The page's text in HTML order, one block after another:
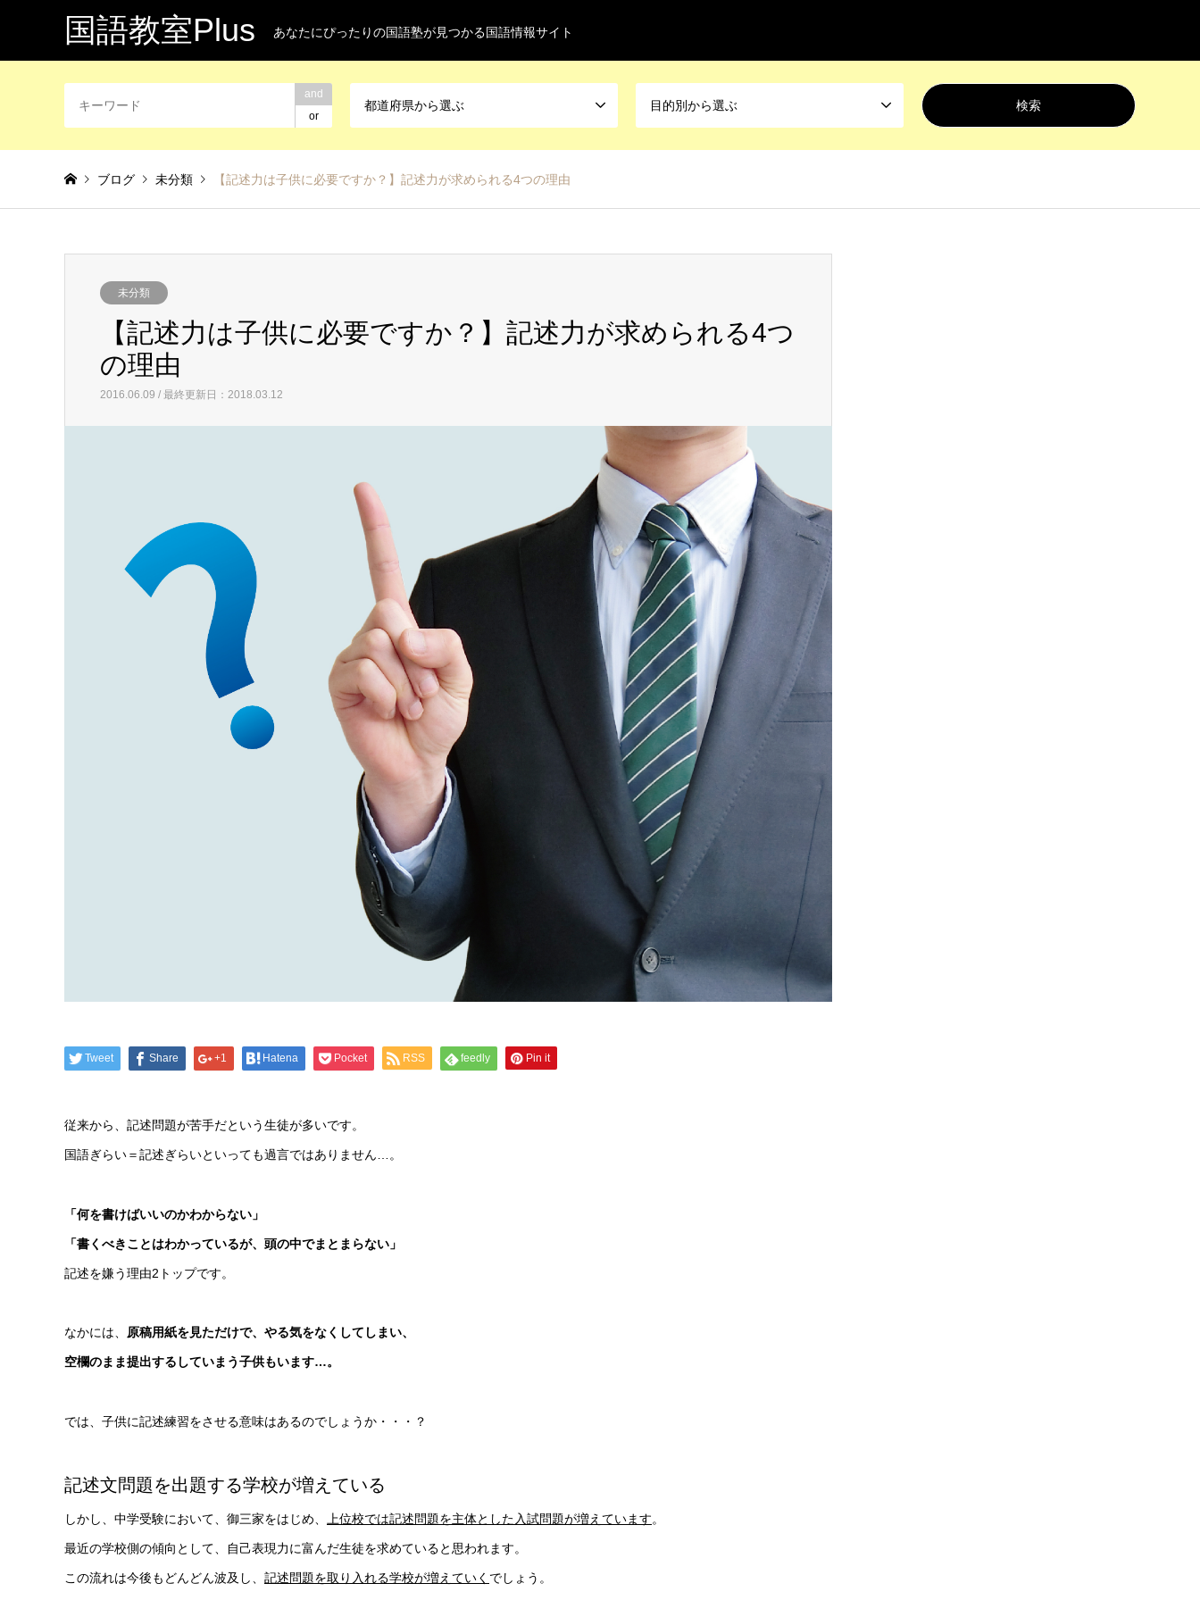
国語教室Plus あなたにぴったりの国語塾が見つかる国語情報サイト
and
or
都道府県から選ぶ 目的別から選ぶ
ブログ 未分類 【記述力は子供に必要ですか？】記述力が求められる4つの理由
未分類
【記述力は子供に必要ですか？】記述力が求められる4つ
の理由
2016.06.09 / 最終更新日：2018.03.12
Tweet Share +1 Hatena Pocket RSS feedly Pin it
従来から、記述問題が苦手だという生徒が多いです。
国語ぎらい＝記述ぎらいといっても過言ではありません…。
「何を書けばいいのかわからない」
「書くべきことはわかっているが、頭の中でまとまらない」
記述を嫌う理由2トップです。
なかには、 原稿用紙を見ただけで、やる気をなくしてしまい、
空欄のまま提出するしていまう子供もいます…。
では、子供に記述練習をさせる意味はあるのでしょうか・・・？
記述文問題を出題する学校が増えている
しかし、中学受験において、御三家をはじめ、 上位校では記述問題を主体とした入試問題が増えています。
最近の学校側の傾向として、自己表現力に富んだ生徒を求めていると思われます。
この流れは今後もどんどん波及し、 記述問題を取り入れる学校が増えていく でしょう。